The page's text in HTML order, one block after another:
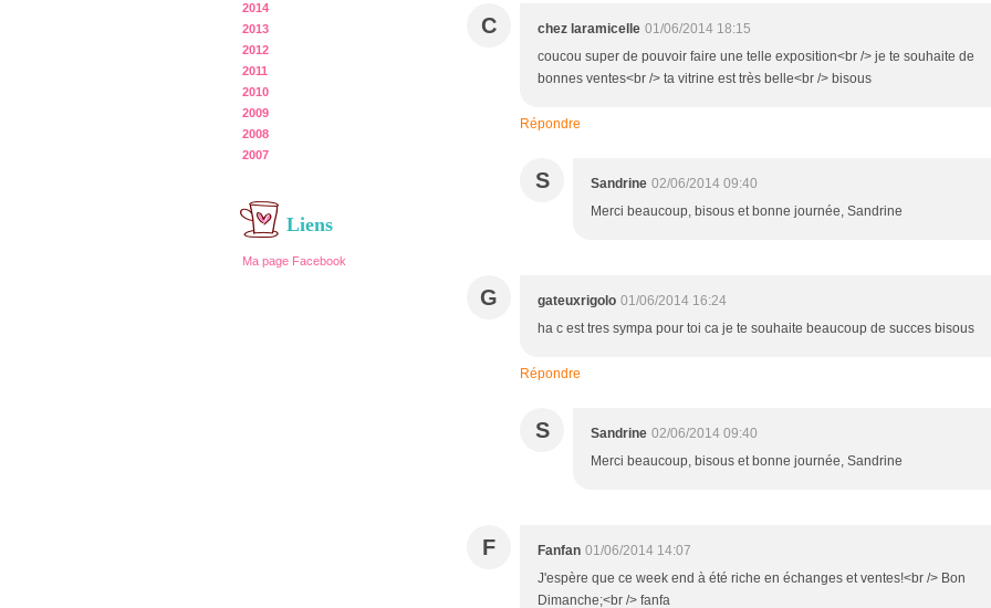
2014
2013
2012
2011
2010
2009
2008
2007
Liens
Ma page Facebook
C chez laramicelle 01/06/2014 18:15
coucou super de pouvoir faire une telle exposition<br /> je te souhaite de
bonnes ventes<br /> ta vitrine est très belle<br /> bisous
Répondre
S Sandrine 02/06/2014 09:40
Merci beaucoup, bisous et bonne journée, Sandrine
G gateuxrigolo 01/06/2014 16:24
ha c est tres sympa pour toi ca je te souhaite beaucoup de succes bisous
Répondre
S Sandrine 02/06/2014 09:40
Merci beaucoup, bisous et bonne journée, Sandrine
F Fanfan 01/06/2014 14:07
J'espère que ce week end à été riche en échanges et ventes!<br /> Bon
Dimanche;<br /> fanfa